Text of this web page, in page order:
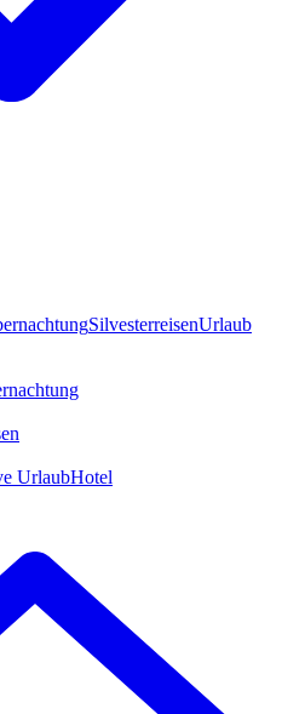
SilvesterreisenUrlaub
UrlaubHotel